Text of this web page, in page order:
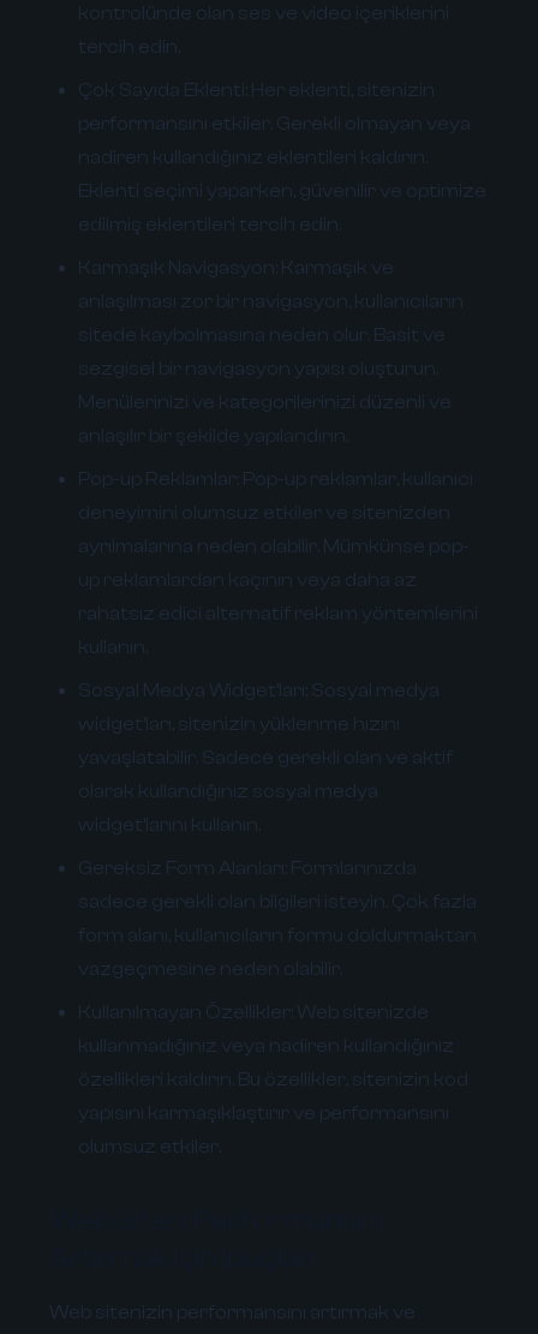
kontrolünde olan ses ve video içeriklerini
tercih edin.
Çok Sayıda Eklenti: Her eklenti, sitenizin
performansını etkiler. Gerekli olmayan veya
nadiren kullandığınız eklentileri kaldırın.
Eklenti seçimi yaparken, güvenilir ve optimize
edilmiş eklentileri tercih edin.
Karmaşık Navigasyon: Karmaşık ve
anlaşılması zor bir navigasyon, kullanıcıların
sitede kaybolmasına neden olur. Basit ve
sezgisel bir navigasyon yapısı oluşturun.
Menülerinizi ve kategorilerinizi düzenli ve
anlaşılır bir şekilde yapılandırın.
Pop-up Reklamlar: Pop-up reklamlar, kullanıcı
deneyimini olumsuz etkiler ve sitenizden
ayrılmalarına neden olabilir. Mümkünse pop-
up reklamlardan kaçının veya daha az
rahatsız edici alternatif reklam yöntemlerini
kullanın.
Sosyal Medya Widget'ları: Sosyal medya
widget'ları, sitenizin yüklenme hızını
yavaşlatabilir. Sadece gerekli olan ve aktif
olarak kullandığınız sosyal medya
widget'larını kullanın.
Gereksiz Form Alanları: Formlarınızda
sadece gerekli olan bilgileri isteyin. Çok fazla
form alanı, kullanıcıların formu doldurmaktan
vazgeçmesine neden olabilir.
Kullanılmayan Özellikler: Web sitenizde
kullanmadığınız veya nadiren kullandığınız
özellikleri kaldırın. Bu özellikler, sitenizin kod
yapısını karmaşıklaştırır ve performansını
olumsuz etkiler.
Web sitenizin performansını artırmak ve